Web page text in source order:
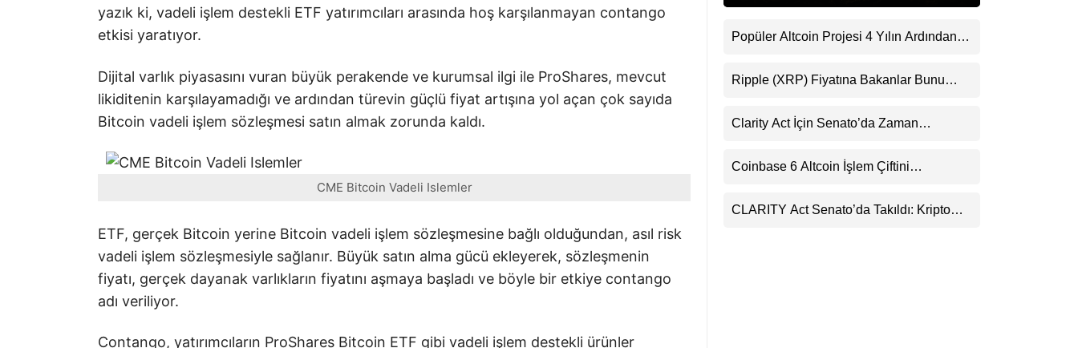
Telegram
yazık ki, vadeli işlem destekli ETF yatırımcıları arasında hoş karşılanmayan contango
etkisi yaratıyor.
Dijital varlık piyasasını vuran büyük perakende ve kurumsal ilgi ile ProShares, mevcut
likiditenin karşılayamadığı ve ardından türevin güçlü fiyat artışına yol açan çok sayıda
Bitcoin vadeli işlem sözleşmesi satın almak zorunda kaldı.
CME Bitcoin Vadeli Islemler
ETF, gerçek Bitcoin yerine Bitcoin vadeli işlem sözleşmesine bağlı olduğundan, asıl risk
vadeli işlem sözleşmesiyle sağlanır. Büyük satın alma gücü ekleyerek, sözleşmenin
fiyatı, gerçek dayanak varlıkların fiyatını aşmaya başladı ve böyle bir etkiye contango
adı veriliyor.
Contango, yatırımcıların ProShares Bitcoin ETF gibi vadeli işlem destekli ürünler
Popüler Altcoin Projesi 4 Yılın Ardından
Uyarısı
Ripple (XRP) Fiyatına Bakanlar Bunu
Uyarı
Clarity Act İçin Senato’da Zaman
Coinbase 6 Altcoin İşlem Çiftini
CLARITY Act Senato’da Takıldı: Kripto